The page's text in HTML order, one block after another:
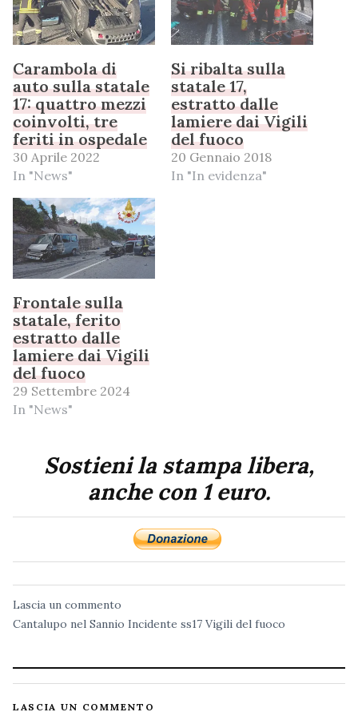
Carambola di
auto sulla statale
17: quattro mezzi
coinvolti, tre
feriti in ospedale
30 Aprile 2022
In "News"
Si ribalta sulla
statale 17,
estratto dalle
lamiere dai Vigili
del fuoco
20 Gennaio 2018
In "In evidenza"
Frontale sulla
statale, ferito
estratto dalle
lamiere dai Vigili
del fuoco
29 Settembre 2024
In "News"
Sostieni la stampa libera,
anche con 1 euro.
Lascia un commento
Cantalupo nel Sannio Incidente ss17 Vigili del fuoco
LASCIA UN COMMENTO